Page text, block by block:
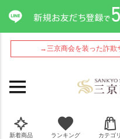
→三京商会を装った詐欺
新着商品 ランキング カテゴリ